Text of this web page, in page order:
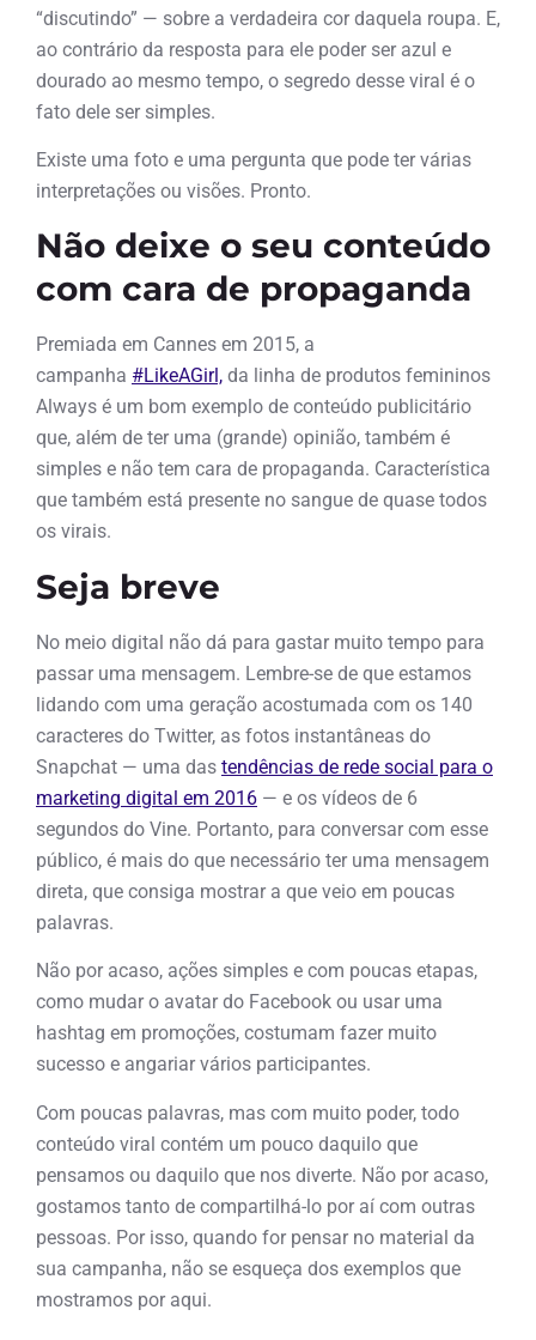
“discutindo” — sobre a verdadeira cor daquela roupa. E,
ao contrário da resposta para ele poder ser azul e
dourado ao mesmo tempo, o segredo desse viral é o
fato dele ser simples.
Existe uma foto e uma pergunta que pode ter várias
interpretações ou visões. Pronto.
Não deixe o seu conteúdo
com cara de propaganda
Premiada em Cannes em 2015, a
campanha #LikeAGirl, da linha de produtos femininos
Always é um bom exemplo de conteúdo publicitário
que, além de ter uma (grande) opinião, também é
simples e não tem cara de propaganda. Característica
que também está presente no sangue de quase todos
os virais.
Seja breve
No meio digital não dá para gastar muito tempo para
passar uma mensagem. Lembre-se de que estamos
lidando com uma geração acostumada com os 140
caracteres do Twitter, as fotos instantâneas do
Snapchat — uma das tendências de rede social para o
marketing digital em 2016 — e os vídeos de 6
segundos do Vine. Portanto, para conversar com esse
público, é mais do que necessário ter uma mensagem
direta, que consiga mostrar a que veio em poucas
palavras.
Não por acaso, ações simples e com poucas etapas,
como mudar o avatar do Facebook ou usar uma
hashtag em promoções, costumam fazer muito
sucesso e angariar vários participantes.
Com poucas palavras, mas com muito poder, todo
conteúdo viral contém um pouco daquilo que
pensamos ou daquilo que nos diverte. Não por acaso,
gostamos tanto de compartilhá-lo por aí com outras
pessoas. Por isso, quando for pensar no material da
sua campanha, não se esqueça dos exemplos que
mostramos por aqui.